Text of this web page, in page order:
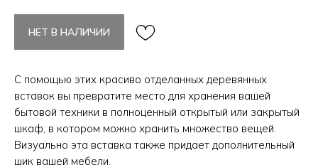
НЕТ В НАЛИЧИИ
С помощью этих красиво отделанных деревянных
вставок вы превратите место для хранения вашей
бытовой техники в полноценный открытый или закрытый
шкаф, в котором можно хранить множество вещей.
Визуально эта вставка также придает дополнительный
шик вашей мебели.